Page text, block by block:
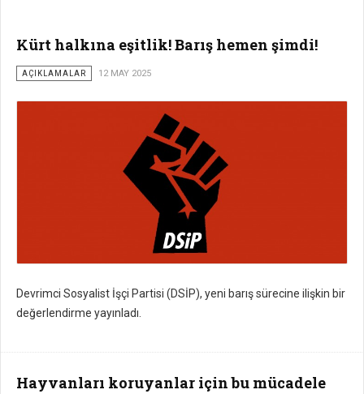
Kürt halkına eşitlik! Barış hemen şimdi!
AÇIKLAMALAR 12 MAY 2025
Devrimci Sosyalist İşçi Partisi (DSİP), yeni barış sürecine ilişkin bir
değerlendirme yayınladı.
Hayvanları koruyanlar için bu mücadele